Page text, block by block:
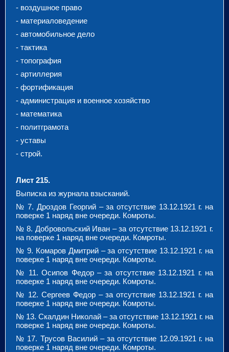
- воздушное право
- материаловедение
- автомобильное дело
- тактика
- топография
- артиллерия
- фортификация
- администрация и военное хозяйство
- математика
- политграмота
- уставы
- строй.
Лист 215.
Выписка из журнала взысканий.
№ 7. Дроздов Георгий – за отсутствие 13.12.1921 г. на
поверке 1 наряд вне очереди. Комроты.
№ 8. Добровольский Иван – за отсутствие 13.12.1921 г.
на поверке 1 наряд вне очереди. Комроты.
№ 9. Комаров Дмитрий – за отсутствие 13.12.1921 г. на
поверке 1 наряд вне очереди. Комроты.
№ 11. Осипов Федор – за отсутствие 13.12.1921 г. на
поверке 1 наряд вне очереди. Комроты.
№ 12. Сергеев Федор – за отсутствие 13.12.1921 г. на
поверке 1 наряд вне очереди. Комроты.
№ 13. Скалдин Николай – за отсутствие 13.12.1921 г. на
поверке 1 наряд вне очереди. Комроты.
№ 17. Трусов Василий – за отсутствие 12.09.1921 г. на
поверке 1 наряд вне очереди. Комроты.